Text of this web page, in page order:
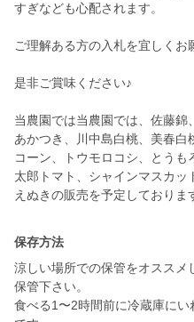
すぎなども心配されます。
ご理解ある方の入札を宜しくお
是非ご賞味ください♪
当農園では当農園では、佐藤錦
あかつき、川中島白桃、美春白
コーン、トウモロコシ、とう
太郎トマト、シャインマスカ
えぬきの販売を予定しておりま
保存方法
涼しい場所での保管をオスス
保管下さい。
食べる1〜2時間前に冷蔵庫に